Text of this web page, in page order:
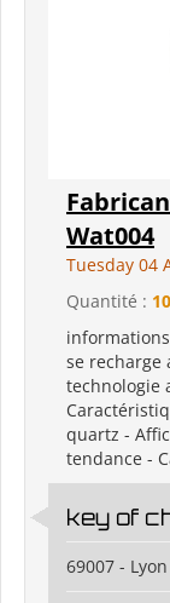
Wat004
Tuesday 04
Quantité :
se recharge
technologie
quartz -
tendance -
key of
69007 - Lyon